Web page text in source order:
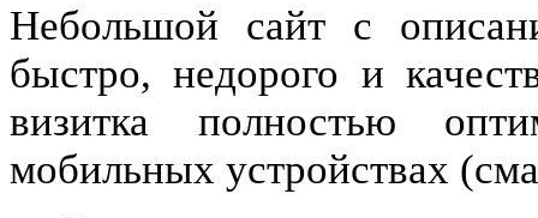
Небольшой сайт с
быстро, недорого и
визитка полностью
мобильных устройствах